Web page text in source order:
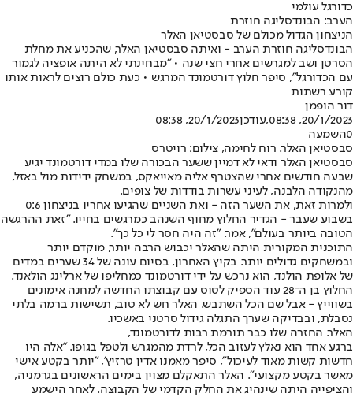
כדורגל עולמי
הערב: הבונדסליגה חוזרת
הניצחון הגדול מכולם של סבסטיאן האלר
הבונדסליגה חוזרת הערב - ואיתה סבסטיאן האלר, שהכניע את מחלת
הסרטן ושב למגרשים אחרי חצי שנה • "מבחינתי לא היתה אופציה לגמור
עם הכדורגל", סיפר חלוץ דורטמונד המרגש • כעת כולם רוצים לראות אותו
קורע רשתות
דור הופמן
20/1/2023, 08:38
,עודכן20/1/2023, 08:38
0השמעה
סבסטיאן האלר. רוח לחימה, צילום: רויטרס
סבסטיאן האלר ודאי לא דמיין ששער הבכורה שלו במדי דורטמונד יגיע
שבעה חודשים אחרי שהצטרף אליה מאייאקס, במשחק ידידות מול באזל,
מהנקודה הלבנה, לעיני עשרות בודדות של צופים.
ולמרות זאת, את השער הזה - ואת השניים שהגיעו אחריו בניצחון 0:6
בשבוע שעבר - הגדיר החלוץ מחוף השנהב כמרגשים בחייו. "זאת ההרגשה
הטובה ביותר בעולם", אמר. "זה היה חסר לי כל כך".
התוכנית המקורית היתה שהאלר יכבוש הרבה יותר, מוקדם יותר
ובמשחקים גדולים יותר. בקיץ האחרון, בסיום עונה של 34 שערים במדים
של אלופת הולנד, הוא נרכש על ידי דורטמונד כמחליפו של ארלינג הולאנד.
החלוץ בן ה־28 עוד הספיק לטוס עם קבוצתו החדשה למחנה אימונים
בשווייץ - אבל שם הכל השתבש. האלר חש לא טוב, תשישות ברמה בלתי
נסבלת, ובבדיקה שערך התגלה גידול סרטני באשכיו.
האלר. החזרה שלו כבר תורמת רבות לדורטמונד,
ברגע אחד הוא נאלץ לעזוב הכל, לרדת מהמגרש ולטפל בגופו. "אלה היו
חדשות קשות מאוד לעיכול", סיפר מאמנו אדין טרזיץ', "יותר בקטע אישי
מאשר בקטע מקצועי". האלר התאקלם מצוין בימים הראשונים בגרמניה,
והציפייה היתה שינהיג את החלק הקדמי של הקבוצה. לאחר הישמע